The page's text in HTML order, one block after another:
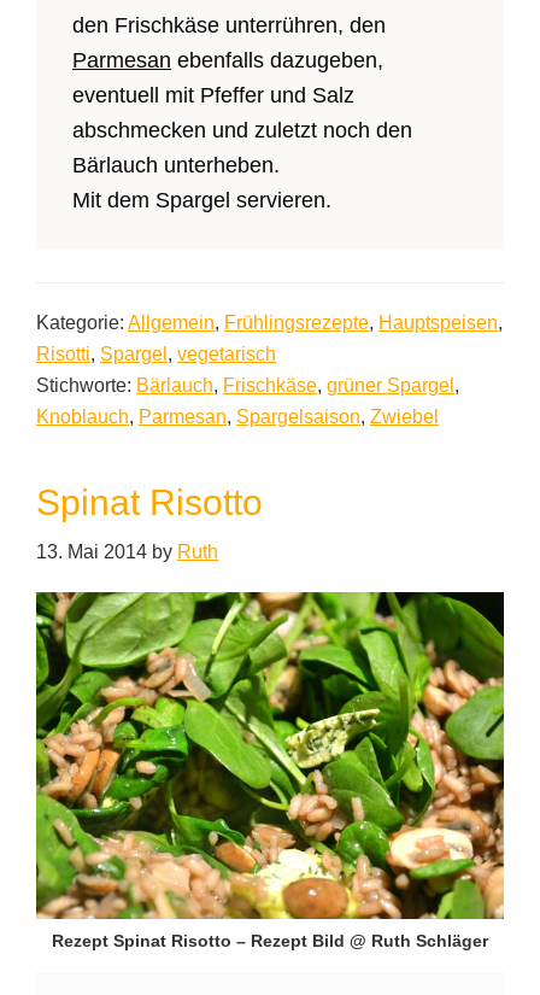
den Frischkäse unterrühren, den
Parmesan ebenfalls dazugeben,
eventuell mit Pfeffer und Salz
abschmecken und zuletzt noch den
Bärlauch unterheben.
Mit dem Spargel servieren.
Kategorie: Allgemein, Frühlingsrezepte, Hauptspeisen,
Risotti, Spargel , vegetarisch
Stichworte: Bärlauch, Frischkäse, grüner Spargel ,
Knoblauch, Parmesan, Spargelsaison, Zwiebel
Spinat Risotto
13. Mai 2014 by Ruth
Rezept Spinat Risotto – Rezept Bild @ Ruth Schläger